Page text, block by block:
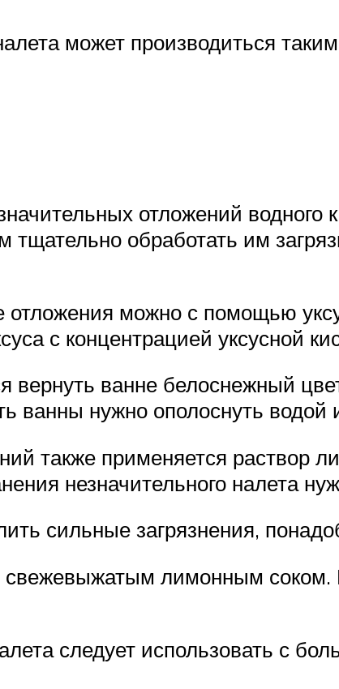
может производиться
отложений
тщательно обработать им
можно с помощью
с концентрацией уксусной
вернуть ванне белоснежный
ванны нужно ополоснуть
также применяется раствор
незначительного налета
сильные загрязнения,
лимонным соком.
следует использовать с